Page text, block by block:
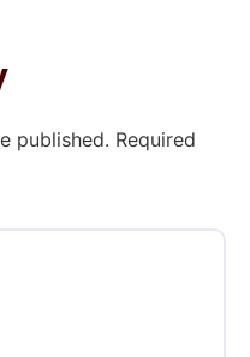
published. Required